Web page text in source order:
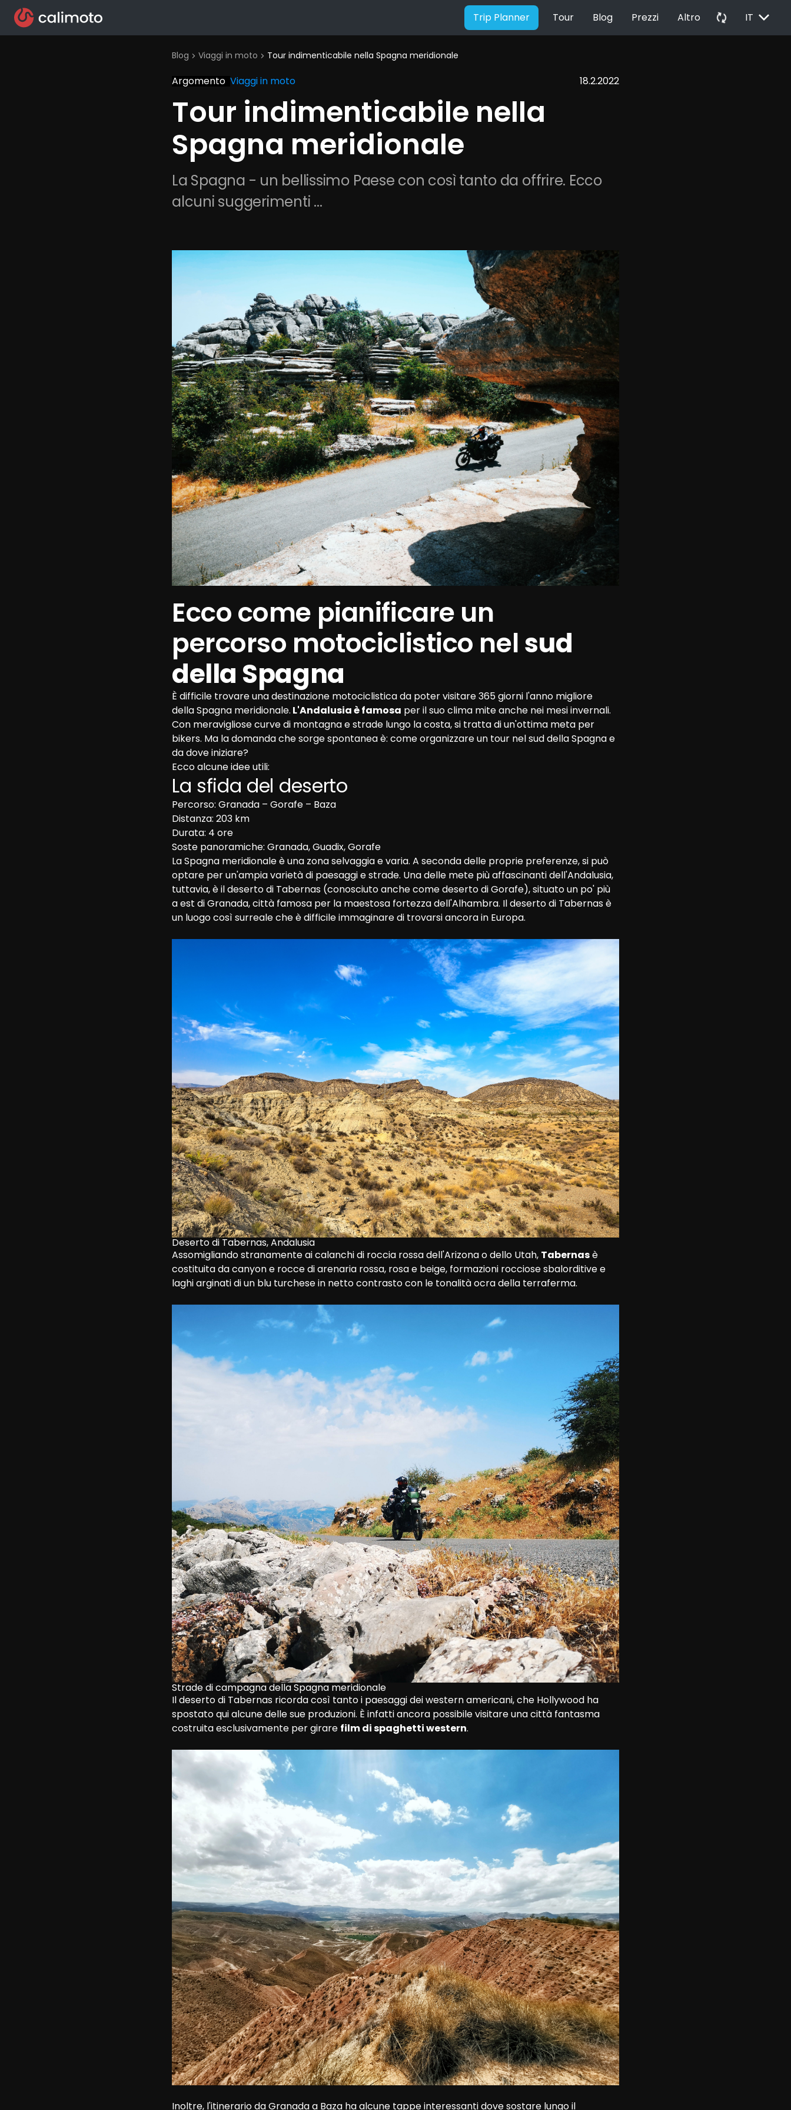
Trip Planner Tour Blog Prezzi Altro autorenew IT EXPAND_MORE
Blog chevron_right Viaggi in moto chevron_right Tour indimenticabile nella Spagna meridionale
Argomento Viaggi in moto 18.2.2022
Tour indimenticabile nella
Spagna meridionale
La Spagna - un bellissimo Paese con così tanto da offrire. Ecco
alcuni suggerimenti ...
Ecco come pianificare un
percorso motociclistico nel sud
della Spagna
È difficile trovare una destinazione motociclistica da poter visitare 365 giorni l'anno migliore
della Spagna meridionale. L'Andalusia è famosa per il suo clima mite anche nei mesi invernali.
Con meravigliose curve di montagna e strade lungo la costa, si tratta di un'ottima meta per
bikers. Ma la domanda che sorge spontanea è: come organizzare un tour nel sud della Spagna e
da dove iniziare?
Ecco alcune idee utili:
La sfida del deserto
Percorso: Granada – Gorafe – Baza
Distanza: 203 km
Durata: 4 ore
Soste panoramiche: Granada, Guadix, Gorafe
La Spagna meridionale è una zona selvaggia e varia. A seconda delle proprie preferenze, si può
optare per un'ampia varietà di paesaggi e strade. Una delle mete più affascinanti dell'Andalusia,
tuttavia, è il deserto di Tabernas (conosciuto anche come deserto di Gorafe), situato un po' più
a est di Granada, città famosa per la maestosa fortezza dell'Alhambra. Il deserto di Tabernas è
un luogo così surreale che è difficile immaginare di trovarsi ancora in Europa.
Deserto di Tabernas, Andalusia
Assomigliando stranamente ai calanchi di roccia rossa dell'Arizona o dello Utah, Tabernas è
costituita da canyon e rocce di arenaria rossa, rosa e beige, formazioni rocciose sbalorditive e
laghi arginati di un blu turchese in netto contrasto con le tonalità ocra della terraferma.
Strade di campagna della Spagna meridionale
Il deserto di Tabernas ricorda così tanto i paesaggi dei western americani, che Hollywood ha
spostato qui alcune delle sue produzioni. È infatti ancora possibile visitare una città fantasma
costruita esclusivamente per girare film di spaghetti western.
Inoltre, l'itinerario da Granada a Baza ha alcune tappe interessanti dove sostare lungo il